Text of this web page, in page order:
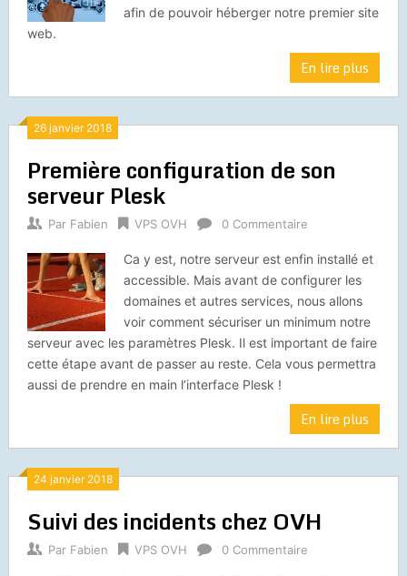
afin de pouvoir héberger notre premier site
web.
En lire plus
26 janvier 2018
Première configuration de son
serveur Plesk
Par Fabien VPS OVH 0 Commentaire
Ca y est, notre serveur est enfin installé et
accessible. Mais avant de configurer les
domaines et autres services, nous allons
voir comment sécuriser un minimum notre
serveur avec les paramètres Plesk. Il est important de faire
cette étape avant de passer au reste. Cela vous permettra
aussi de prendre en main l’interface Plesk !
En lire plus
24 janvier 2018
Suivi des incidents chez OVH
Par Fabien VPS OVH 0 Commentaire